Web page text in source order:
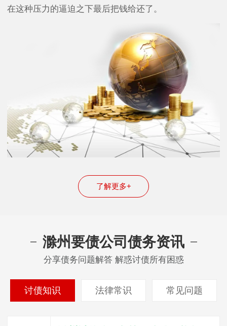
在这种压力的逼迫之下最后把钱给还了。
了解更多+
滁州要债公司债务资讯
分享债务问题解答 解惑讨债所有困惑
讨债知识 法律常识 常见问题